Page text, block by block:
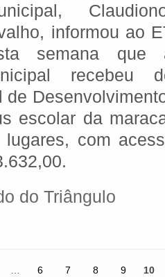
informou ao
semana que
recebeu
de
escolar da
com
do Triângulo
6 7 8 9
10